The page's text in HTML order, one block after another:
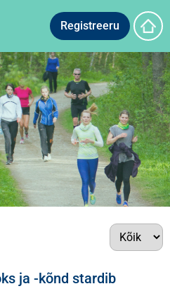
Registreeru
ja -kõnd stardib